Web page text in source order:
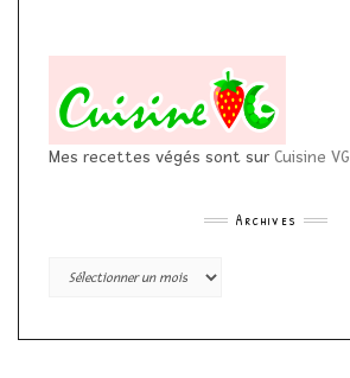
Mes recettes végés sont sur Cuisine VG
Archives
Archives